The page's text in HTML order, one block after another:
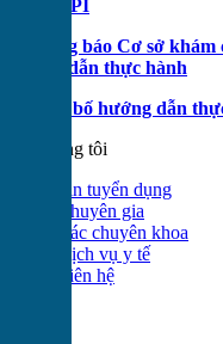
Phúc VPI
Thông báo Cơ sở
hướng dẫn thực hành
Công bố hướng dẫn
Về chúng tôi
Tin tuyển dụng
Chuyên gia
Các chuyên khoa
Dịch vụ y tế
Liên hệ